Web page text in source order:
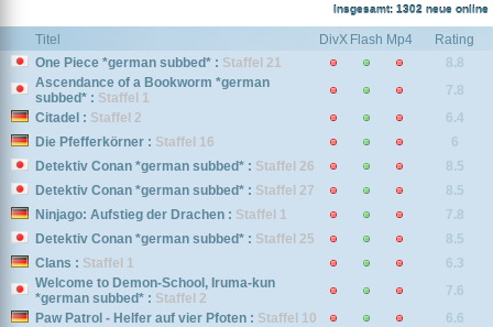
Insgesamt: 1302 neue online
Titel DivX Flash Mp4
Rating
One Piece *german subbed* : Staffel 21
8.8
Ascendance of a Bookworm *german
subbed* : Staffel 1
7.8
Citadel : Staffel 2
6.4
Die Pfefferkörner : Staffel 16
6
Detektiv Conan *german subbed* : Staffel 26
8.5
Detektiv Conan *german subbed* : Staffel 27
8.5
Ninjago: Aufstieg der Drachen : Staffel 1
7.8
Detektiv Conan *german subbed* : Staffel 25
8.5
Clans : Staffel 1
6.3
Welcome to Demon-School, Iruma-kun
*german subbed* : Staffel 2
7.6
Paw Patrol - Helfer auf vier Pfoten : Staffel 10
6.6